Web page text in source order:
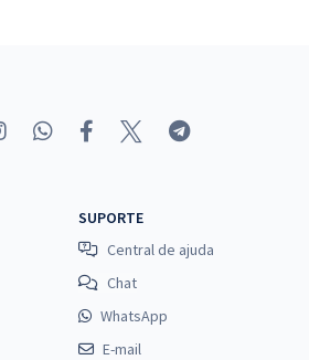
SUPORTE
Central de ajuda
Chat
WhatsApp
E-mail